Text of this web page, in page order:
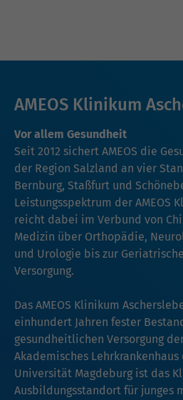
AMEOS Klinikum
Vor allem Gesundheit
Seit 2012 sichert AMEOS die
der Region Salzland an vier
Bernburg, Staßfurt und
Leistungsspektrum der AMEOS
reicht dabei im Verbund von
Medizin über Orthopädie,
und Urologie bis zur
Versorgung.
Das AMEOS Klinikum
einhundert Jahren fester
gesundheitlichen Versorgung
Akademisches
Universität Magdeburg ist das
Ausbildungsstandort für junges